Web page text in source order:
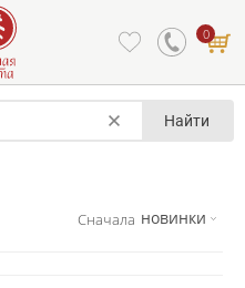
0
Найти
Сначала новинки